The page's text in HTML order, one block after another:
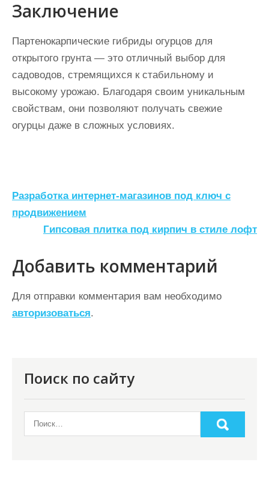
Заключение
Партенокарпические гибриды огурцов для
открытого грунта — это отличный выбор для
садоводов, стремящихся к стабильному и
высокому урожаю. Благодаря своим уникальным
свойствам, они позволяют получать свежие
огурцы даже в сложных условиях.
Н
а
и
г
а
ц
Разработка интернет-магазинов под ключ с
продвижением
Гипсовая плитка под кирпич в стиле лофт
Добавить комментарий
Для отправки комментария вам необходимо
авторизоваться.
Поиск по сайту